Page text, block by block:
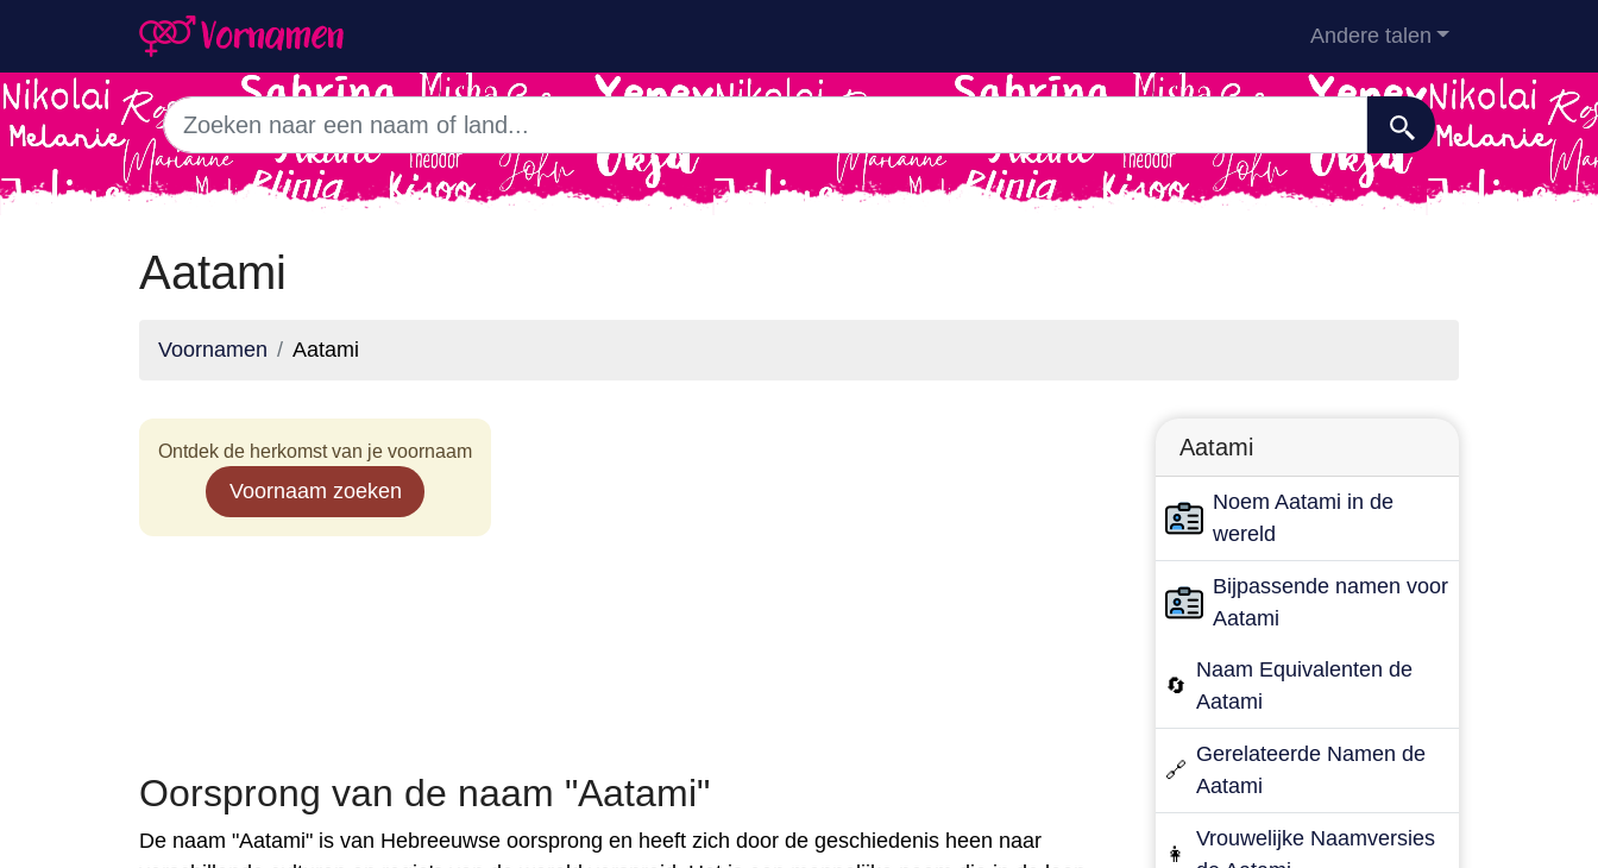
Andere talen
Aatami
Voornamen Aatami
Ontdek de herkomst van je voornaam
Voornaam zoeken
Oorsprong van de naam "Aatami"
De naam "Aatami" is van Hebreeuwse oorsprong en heeft zich door de geschiedenis heen naar
Aatami
Noem Aatami in de
wereld
Bijpassende namen voor
Aatami
🔄
Naam Equivalenten de
Aatami
🔗
Gerelateerde Namen de
Aatami
👩
Vrouwelijke Naamversies